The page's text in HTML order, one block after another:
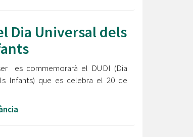
Dia Universal dels
es commemorarà el DUDI (Dia
Infants) que es celebra el 20 de